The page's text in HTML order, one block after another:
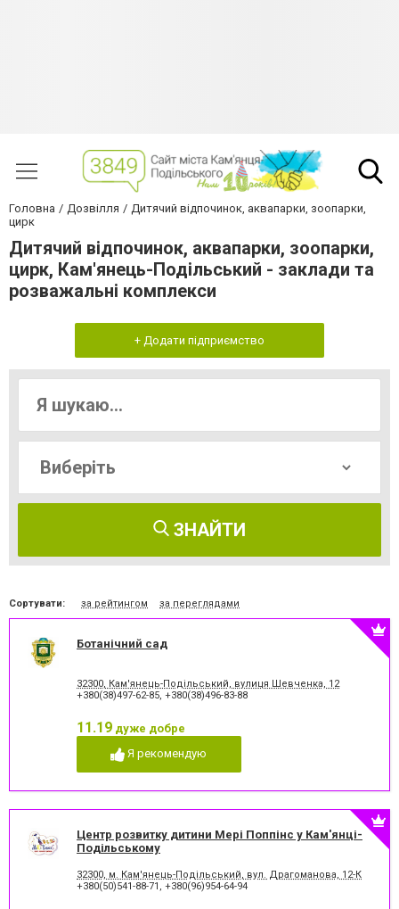
Головна Дозвілля
Дитячий відпочинок, аквапарки, зоопарки,
цирк
Дитячий відпочинок, аквапарки, зоопарки,
цирк, Кам'янець-Подільський - заклади та
розважальні комплекси
+ Додати підприємство
ЗНАЙТИ
Сортувати: за рейтингом за переглядами
Ботанічний сад
32300, Кам'янець-Подільський, вулиця Шевченка, 12
+380(38)497-62-85, +380(38)496-83-88
11.19 дуже добре
Я рекомендую
Центр розвитку дитини Мері Поппінс у Кам'янці-
Подільському
32300, м. Кам'янець-Подільський, вул. Драгоманова, 12-К
+380(50)541-88-71 , +380(96)954-64-94